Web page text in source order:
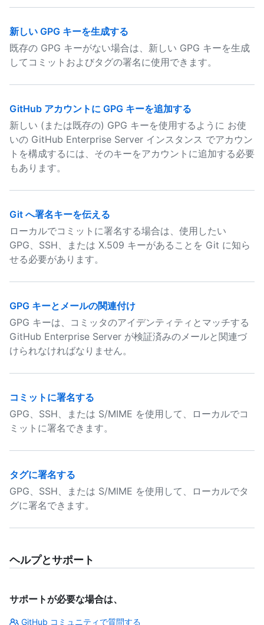
新しい GPG キーを生成する
既存の GPG キーがない場合は、新しい GPG キーを生成
してコミットおよびタグの署名に使用できます。
GitHub アカウントに GPG キーを追加する
新しい (または既存の) GPG キーを使用するように お使
いの GitHub Enterprise Server インスタンス でアカウン
トを構成するには、そのキーをアカウントに追加する必要
もあります。
Git へ署名キーを伝える
ローカルでコミットに署名する場合は、使用したい
GPG、SSH、または X.509 キーがあることを Git に知ら
せる必要があります。
GPG キーとメールの関連付け
GPG キーは、コミッタのアイデンティティとマッチする
GitHub Enterprise Server が検証済みのメールと関連づ
けられなければなりません。
コミットに署名する
GPG、SSH、または S/MIME を使用して、ローカルでコ
ミットに署名できます。
タグに署名する
GPG、SSH、または S/MIME を使用して、ローカルでタ
グに署名できます。
ヘルプとサポート
サポートが必要な場合は、
GitHub コミュニティで質問する